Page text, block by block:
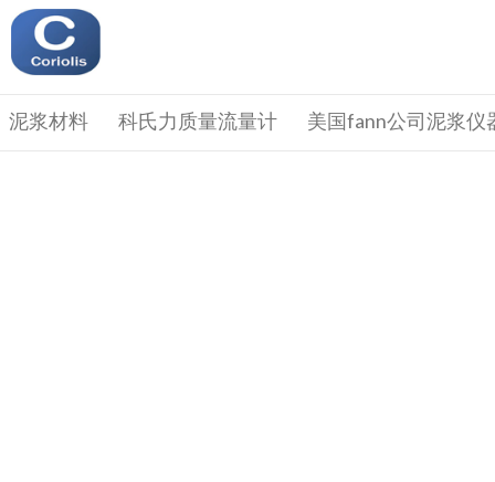
泥浆材料 科氏力质量流量计 美国fann公司泥浆仪